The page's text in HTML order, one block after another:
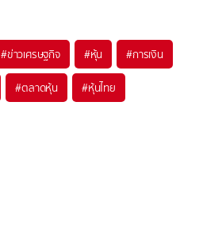
#ข่าวเศรษฐกิจ #หุ้น #การเงิน
#ตลาดหุ้น #หุ้นไทย